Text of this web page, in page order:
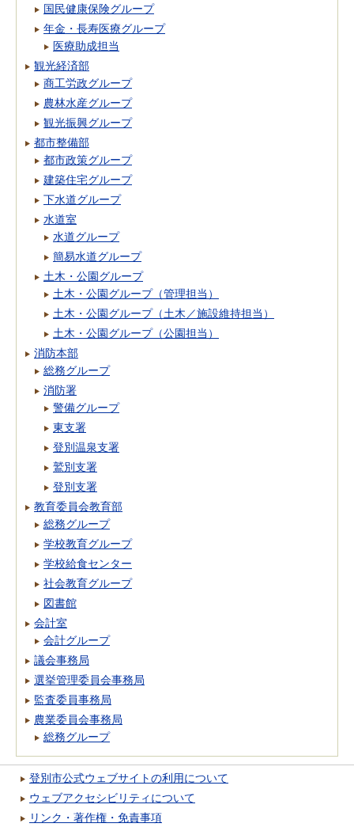
国民健康保険グループ
年金・長寿医療グループ
医療助成担当
観光経済部
商工労政グループ
農林水産グループ
観光振興グループ
都市整備部
都市政策グループ
建築住宅グループ
下水道グループ
水道室
水道グループ
簡易水道グループ
土木・公園グループ
土木・公園グループ（管理担当）
土木・公園グループ（土木／施設維持担当）
土木・公園グループ（公園担当）
消防本部
総務グループ
消防署
警備グループ
東支署
登別温泉支署
鷲別支署
登別支署
教育委員会教育部
総務グループ
学校教育グループ
学校給食センター
社会教育グループ
図書館
会計室
会計グループ
議会事務局
選挙管理委員会事務局
監査委員事務局
農業委員会事務局
総務グループ
登別市公式ウェブサイトの利用について
ウェブアクセシビリティについて
リンク・著作権・免責事項